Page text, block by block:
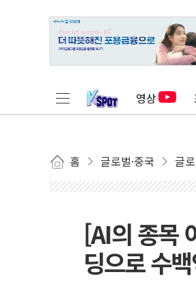
영상
홈 글로벌·중국 글
[AI의 종목
딩으로 수